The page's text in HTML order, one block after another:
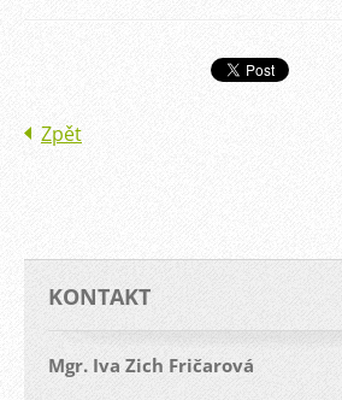
Zpět
KONTAKT
Mgr. Iva Zich Fričarová